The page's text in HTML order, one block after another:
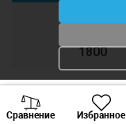
1800
2 099 лей
Сравнение Избранное